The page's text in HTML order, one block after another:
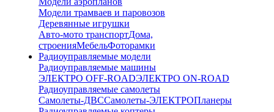
Модели трамваев и паровозов
Деревянные игрушки
Авто-мото транспортДома,
строенияМебельФоторамки
Радиоуправляемые модели
Радиоуправляемые машины
ЭЛЕКТРО OFF-ROADЭЛЕКТРО ON-ROAD
Радиоуправляемые самолеты
Самолеты-ДВССамолеты-ЭЛЕКТРОПланеры